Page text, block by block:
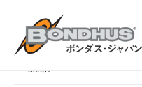
NEWS
ABOUT